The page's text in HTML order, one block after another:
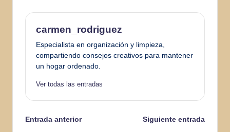
carmen_rodriguez
Especialista en organización y limpieza,
compartiendo consejos creativos para mantener
un hogar ordenado.
Ver todas las entradas
Navegación
Entrada anterior Siguiente entrada